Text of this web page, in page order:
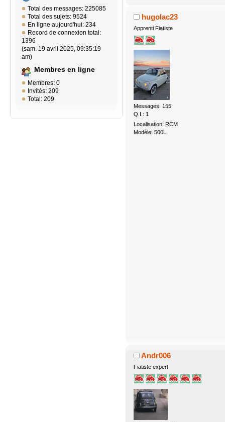
Total des messages: 225085
Total des sujets: 9524
En ligne aujourd'hui: 234
Record de connexion total:
1396
(sam. 19 avril 2025, 09:35:19
am)
Membres en ligne
Membres: 0
Invités: 209
Total: 209
hugolac23
Apprenti Fiatiste
Messages: 155
Q.I.: 1
Localisation: RCM
Modèle: 500L
Andr006
Fiatiste expert